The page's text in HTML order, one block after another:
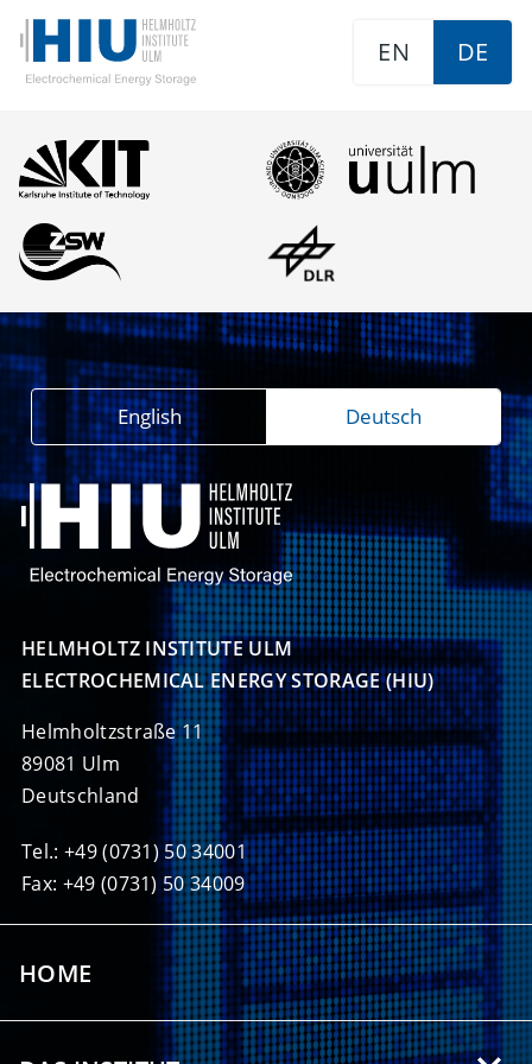
EN DE
HELMHOLTZ INSTITUTE ULM
ELECTROCHEMICAL ENERGY STORAGE (HIU)
Helmholtzstraße 11
89081 Ulm
Deutschland
Tel.: +49 (0731) 50 34001
Fax: +49 (0731) 50 34009
English Deutsch
HOME